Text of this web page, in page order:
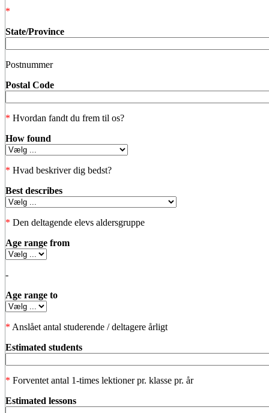
*
State/Province
Postnummer
Postal Code
* Hvordan fandt du frem til os?
How found
* Hvad beskriver dig bedst?
Best describes
* Den deltagende elevs aldersgruppe
Age range from
-
Age range to
* Anslået antal studerende / deltagere årligt
Estimated students
* Forventet antal 1-times lektioner pr. klasse pr. år
Estimated lessons